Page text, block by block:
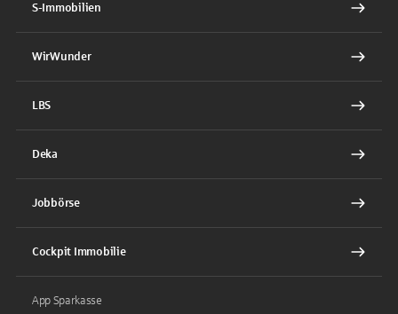
S-Immobilien
WirWunder
LBS
Deka
Jobbörse
Cockpit Immobilie
App Sparkasse